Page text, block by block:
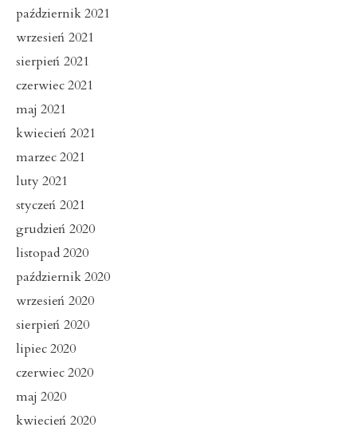
październik 2021
wrzesień 2021
sierpień 2021
czerwiec 2021
maj 2021
kwiecień 2021
marzec 2021
luty 2021
styczeń 2021
grudzień 2020
listopad 2020
październik 2020
wrzesień 2020
sierpień 2020
lipiec 2020
czerwiec 2020
maj 2020
kwiecień 2020